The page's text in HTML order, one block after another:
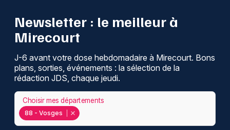
Newsletter : le meilleur à
Mirecourt
J-6 avant votre dose hebdomadaire à Mirecourt. Bons
plans, sorties, événements : la sélection de la
rédaction JDS, chaque jeudi.
88 - Vosges
Choisir mes départements